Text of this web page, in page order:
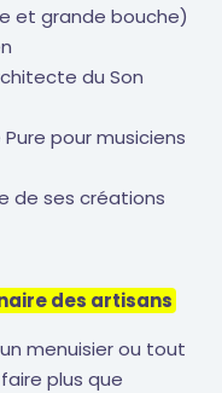
et grande bouche)
du Son
pour musiciens
de ses créations
des artisans
menuisier ou tout
plus que